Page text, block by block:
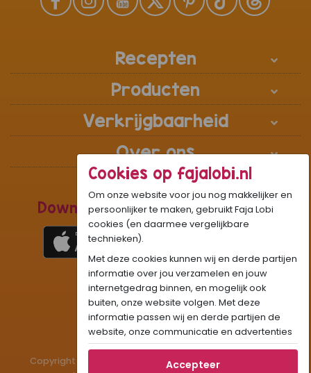
Recepten
Producten
Verkrijgbaarheid
Over ons
Download de Recepten Webapp
WhatsApp Community:
Onze gifjes al eens geprobeerd?: GIF
Beleef Sandhia’s Recepten in:
Copyright © 1983 - 2026 Stichting Administratiekantoor
Cookies op fajalobi.nl
Om onze website voor jou nog makkelijker en
persoonlijker te maken, gebruikt Faja Lobi
cookies (en daarmee vergelijkbare
technieken).
Met deze cookies kunnen wij en derde partijen
informatie over jou verzamelen en jouw
internetgedrag binnen, en mogelijk ook
buiten, onze website volgen. Met deze
informatie passen wij en derde partijen de
website, onze communicatie en advertenties
aan op jouw interesses en profiel. Daarnaast
kan je door deze cookies informatie delen via
Accepteer